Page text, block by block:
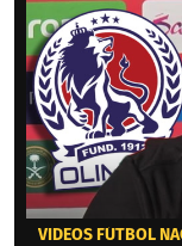
VIDEOS FÚTBOL